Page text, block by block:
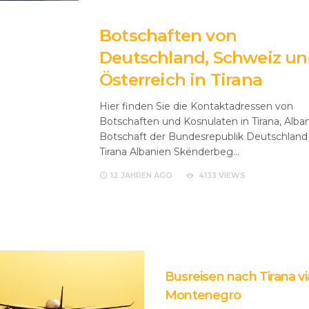
Botschaften von
Deutschland, Schweiz
Österreich in Tirana
Hier finden Sie die Kontaktadressen von
Botschaften und Kosnulaten in Tirana,
Botschaft der Bundesrepublik Deutschland
Tirana Albanien Skënderbeg…
12 JAHREN AGO 4133 VIEWS
Busreisen nach Tirana
Montenegro